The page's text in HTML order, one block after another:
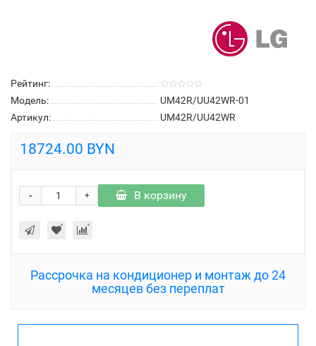
Рейтинг:
Модель:
UM42R/UU42WR-01
Артикул:
UM42R/UU42WR
18724.00 BYN
+
- В корзину
Рассрочка на кондиционер и монтаж до 24
месяцев без переплат